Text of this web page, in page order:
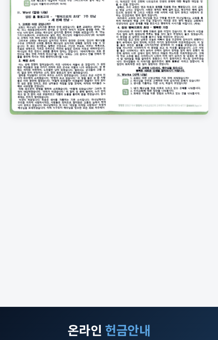
온라인 헌금안내